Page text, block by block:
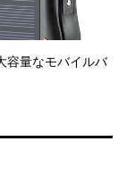
容量なモバイルバ